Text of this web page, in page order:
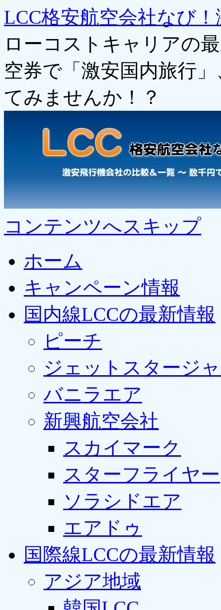
LCC格安航空会社なび
ローコストキャリアの
空券で「激安国内旅行
てみませんか！？
コンテンツへスキップ
ホーム
キャンペーン情報
国内線LCCの最新情報
ピーチ
ジェットスタージ
バニラエア
新興航空会社
スカイマーク
スターフライヤー
ソラシドエア
エアドゥ
国際線LCCの最新情報
アジア地域